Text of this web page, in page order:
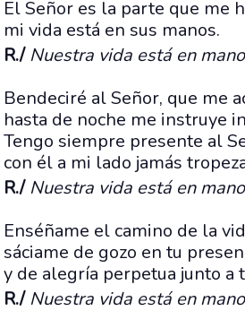
El Señor es la parte que me
mi vida está en sus manos.
R./ Nuestra vida está en
Bendeciré al Señor, que me
hasta de noche me instruye
Tengo siempre presente al
con él a mi lado jamás
R./ Nuestra vida está en
Enséñame el camino de la
sáciame de gozo en tu
y de alegría perpetua junto a
R./ Nuestra vida está en